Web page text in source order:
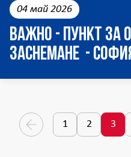
04 май 2026
ВАЖНО - Пункт за
заснемане -
ЕООД - КАТ ,
page
1 2 3